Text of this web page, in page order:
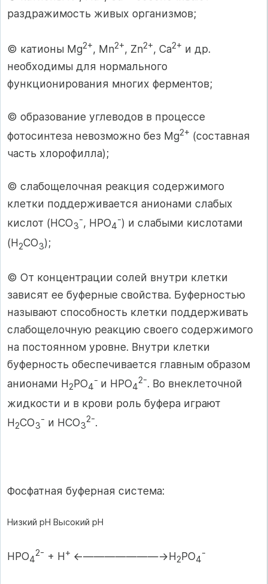
раздражимость живых организмов;
© катионы Mg2+, Mn2+, Zn2+, Ca2+ и др.
необходимы для нормального
функционирования многих ферментов;
© образование углеводов в процессе
фотосинтеза невозможно без Mg2+ (составная
часть хлорофилла);
© слабощелочная реакция содержимого
клетки поддерживается анионами слабых
кислот (НСО3
-, НРО4
-) и слабыми кислотами
(Н2СО3);
© От концентрации солей внутри клетки
зависят ее буферные свойства. Буферностью
называют способность клетки поддерживать
слабощелочную реакцию своего содержимого
на постоянном уровне. Внутри клетки
буферность обеспечивается главным образом
анионами H2PO4
- и НРО4
2-. Во внеклеточной
жидкости и в крови роль буфера играют
Н2СО3
- и НСО3
2-.
Фосфатная буферная система:
Низкий pH Высокий pH
НРО4
2- + Н+ ←―――――――→H2PO4
-